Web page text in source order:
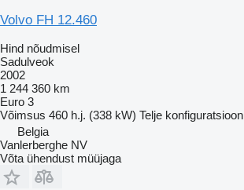
Volvo FH 12.460
Hind nõudmisel
Sadulveok
2002
1 244 360 km
Euro 3
Võimsus 460 h.j. (338 kW) Telje konfiguratsioon
Belgia
Vanlerberghe NV
Võta ühendust müüjaga